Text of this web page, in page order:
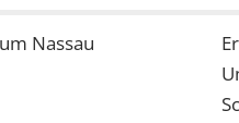
Nassau